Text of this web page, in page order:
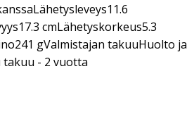
cmLähetyskorkeus5.3
gValmistajan takuuHuolto ja
- 2 vuotta